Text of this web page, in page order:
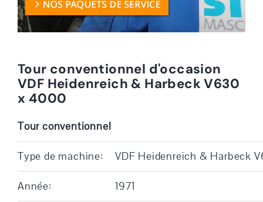
Tour conventionnel d'occasion
VDF Heidenreich & Harbeck V630
x 4000
Tour conventionnel
Type de machine: VDF Heidenreich & Harbeck
Année: 1971